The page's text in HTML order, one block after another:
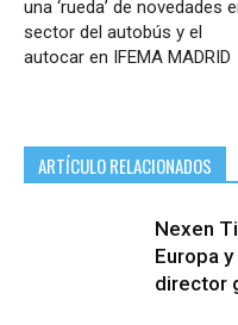
una ‘rueda’ de novedades
sector del autobús y el
autocar en IFEMA MADRID
ARTÍCULO RELACIONADOS
Nexen
Europa
director